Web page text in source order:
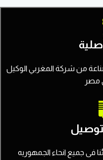
من شركة المغربي الوكيل
مصر
فى جميع انحاء الجمهوريه